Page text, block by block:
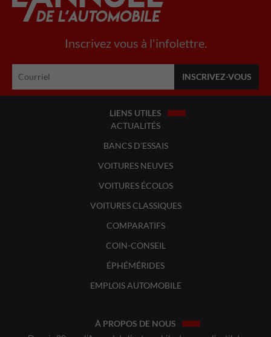
Inscrivez vous à l'infolettre.
LIENS UTILES
ACTUALITÉS
BANCS D'ESSAIS
VOITURES NEUVES
VOITURES ÉCOLOS
VOITURES CLASSIQUES
COMPARATIFS
COIN-CONSEIL
ÉPHÉMÉRIDES
EMPLOIS AUTOMOBILE
À PROPOS DE NOUS